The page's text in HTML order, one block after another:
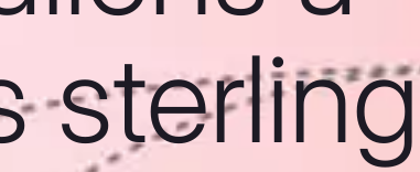
sterling